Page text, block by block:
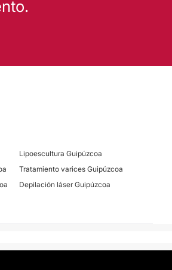
Lipoescultura Guipúzcoa
Tratamiento varices Guipúzcoa
Depilación láser Guipúzcoa